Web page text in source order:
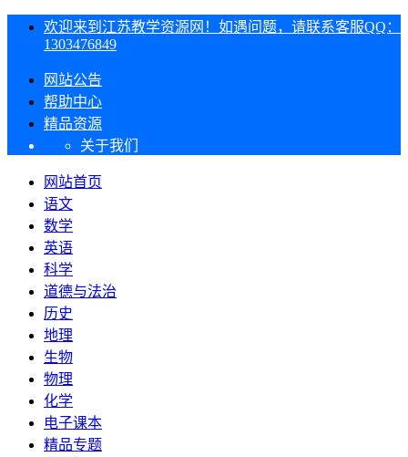
欢迎来到江苏教学资源网！如遇问题，请联系客服QQ：
1303476849
网站公告
帮助中心
精品资源
关于我们
网站首页
语文
数学
英语
科学
道德与法治
历史
地理
生物
物理
化学
电子课本
精品专题